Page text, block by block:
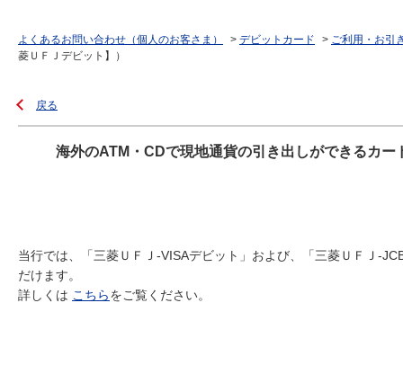
よくあるお問い合わせ（個人のお客さま） > デビットカード > ご利用・お引
菱ＵＦＪデビット】）
戻る
海外のATM・CDで現地通貨の引き出しができるカ
当行では、「三菱ＵＦＪ-VISAデビット」および、「三菱ＵＦＪ-
だけます。
詳しくは こちらをご覧ください。